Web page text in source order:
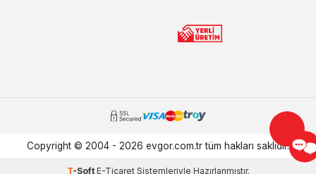
Copyright © 2004 - 2026 evgor.com.tr tüm hakları saklıdır.
T-Soft E-TicaretSistemleriyle Hazırlanmıştır.